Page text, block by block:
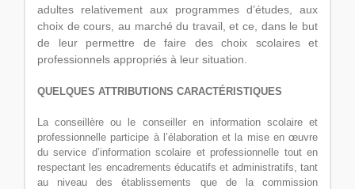
adultes relativement aux programmes d’études, aux
choix de cours, au marché du travail, et ce, dans le but
de leur permettre de faire des choix scolaires et
professionnels appropriés à leur situation.
QUELQUES ATTRIBUTIONS CARACTÉRISTIQUES
La conseillère ou le conseiller en information scolaire et
professionnelle participe à l’élaboration et la mise en œuvre
du service d’information scolaire et professionnelle tout en
respectant les encadrements éducatifs et administratifs, tant
au niveau des établissements que de la commission